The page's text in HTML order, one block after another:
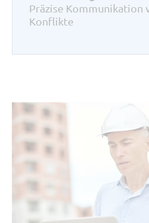
Präzise Kommunikation
Konflikte